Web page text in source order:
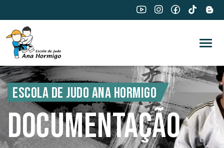
ESCOLA DE JUDO ANA HORMIGO
DOCUMENTAÇÃO